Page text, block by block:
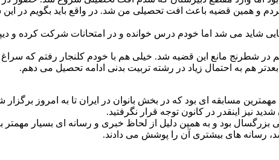
و همین قضیه باعث افت تحصیلی من شد. در واقع باید بگویم در
شاید می شد اما خودم درس خوانده و در امتحانات شرکت کرده و
در شطرنج مانع این قضیه شد. خیلی هم با خودم کلنجار رفتم که
هم به احتمال زیاد در رشته تربیت بدنی ادامه تحصیل می دهم.
مسابقه ای بود که در بخش بانوان در ایران تا به امروز
نیز اینقدر در کانون توجه قرار نگرفتید.
بود و به همین دلیل از لحاظ خبری و رسانه ای بسیار مهمتر
رسانه های بیشتری آن را پوشش می دادند.